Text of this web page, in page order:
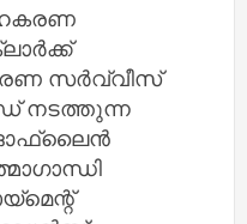
സർവ്വീസ്
നടത്തുന്ന
ഓഫ്‌ലൈൻ